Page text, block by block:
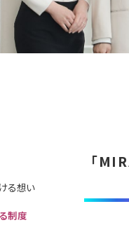
る想い
制度
「